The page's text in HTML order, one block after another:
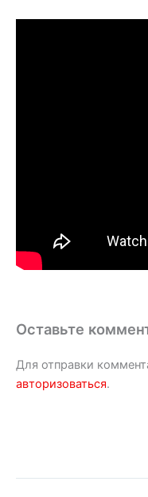
Оставьте
Для отправки
авторизоваться.